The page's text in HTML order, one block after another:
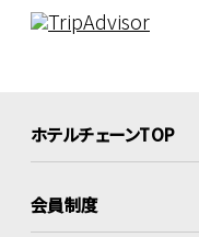
ホテルチェーンTOP
会員制度